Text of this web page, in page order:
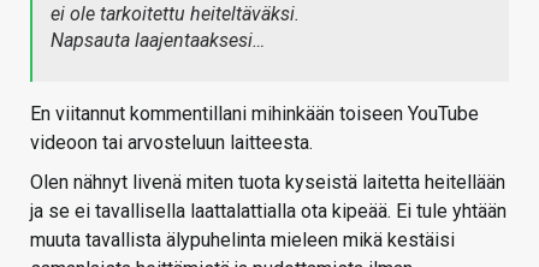
ei ole tarkoitettu heiteltäväksi.
Napsauta laajentaaksesi…
En viitannut kommentillani mihinkään toiseen YouTube
videoon tai arvosteluun laitteesta.
Olen nähnyt livenä miten tuota kyseistä laitetta heitellään
ja se ei tavallisella laattalattialla ota kipeää. Ei tule yhtään
muuta tavallista älypuhelinta mieleen mikä kestäisi